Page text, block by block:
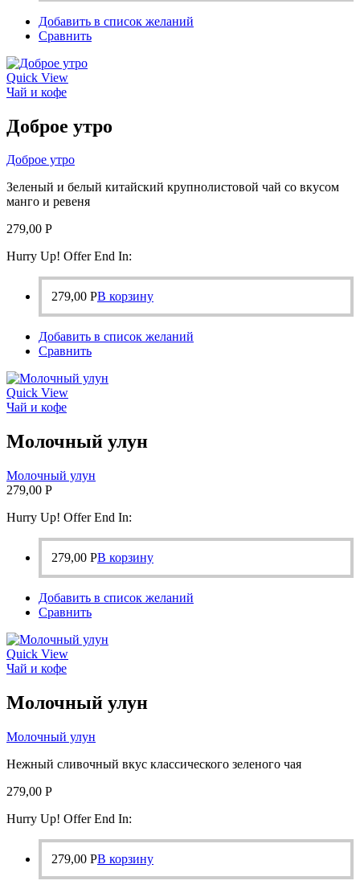
Добавить в список желаний
Сравнить
Quick View
Чай и кофе
Доброе утро
Доброе утро
Зеленый и белый китайский крупнолистовой чай со вкусом
манго и ревеня
279,00 Р
Hurry Up! Offer End In:
279,00 РВ корзину
Добавить в список желаний
Сравнить
Quick View
Чай и кофе
Молочный улун
Молочный улун
279,00 Р
Hurry Up! Offer End In:
279,00 РВ корзину
Добавить в список желаний
Сравнить
Quick View
Чай и кофе
Молочный улун
Молочный улун
Нежный сливочный вкус классического зеленого чая
279,00 Р
Hurry Up! Offer End In:
279,00 РВ корзину